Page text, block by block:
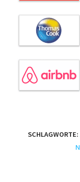
SCHLAGWORTE: